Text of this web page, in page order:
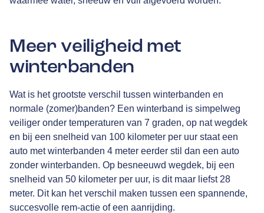
Meer veiligheid met
winterbanden
Wat is het grootste verschil tussen winterbanden en
normale (zomer)banden? Een winterband is simpelweg
veiliger onder temperaturen van 7 graden, op nat wegdek
en bij een snelheid van 100 kilometer per uur staat een
auto met winterbanden 4 meter eerder stil dan een auto
zonder winterbanden. Op besneeuwd wegdek, bij een
snelheid van 50 kilometer per uur, is dit maar liefst 28
meter. Dit kan het verschil maken tussen een spannende,
succesvolle rem-actie of een aanrijding.